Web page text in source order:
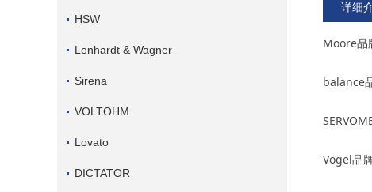
HSW
Lenhardt & Wagner
Sirena
VOLTOHM
Lovato
DICTATOR
详细
Moore品
balance
Vogel品